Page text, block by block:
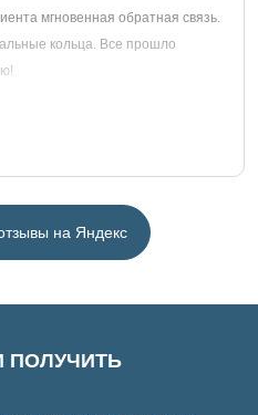
мгновенная обратная связь.
кольца. Все прошло
на Яндекс
ПОЛУЧИТЬ